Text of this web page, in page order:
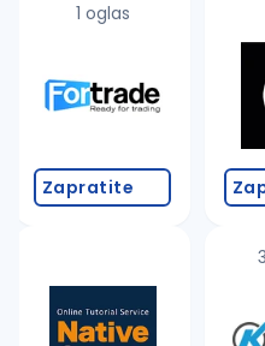
1 oglas
Zapratite